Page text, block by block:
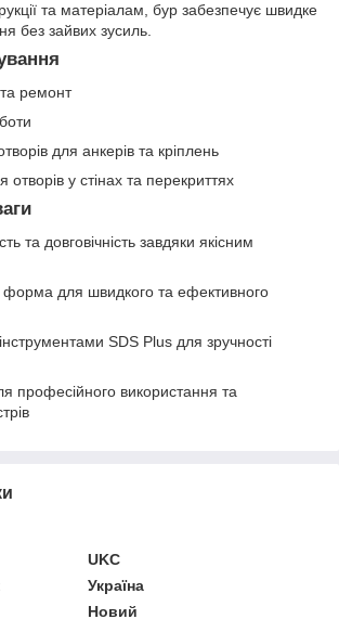
та матеріалам, бур забезпечує швидке
без зайвих зусиль.
ремонт
для анкерів та кріплень
отворів у стінах та перекриттях
та довговічність завдяки якісним
для швидкого та ефективного
SDS Plus для зручності
професійного використання та
UKC
Україна
Новий